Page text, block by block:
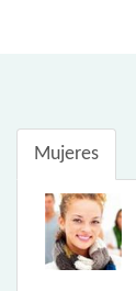
Mujeres